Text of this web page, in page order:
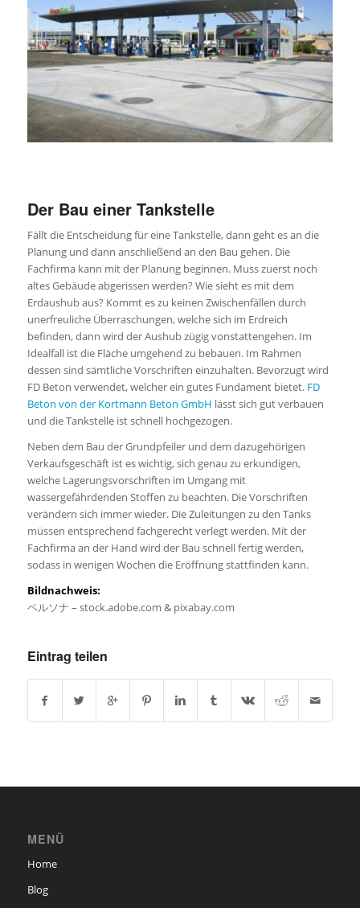
Der Bau einer Tankstelle
Fällt die Entscheidung für eine Tankstelle, dann geht es an die
Planung und dann anschließend an den Bau gehen. Die
Fachfirma kann mit der Planung beginnen. Muss zuerst noch
altes Gebäude abgerissen werden? Wie sieht es mit dem
Erdaushub aus? Kommt es zu keinen Zwischenfällen durch
unerfreuliche Überraschungen, welche sich im Erdreich
befinden, dann wird der Aushub zügig vonstattengehen. Im
Idealfall ist die Fläche umgehend zu bebauen. Im Rahmen
dessen sind sämtliche Vorschriften einzuhalten. Bevorzugt wird
FD Beton verwendet, welcher ein gutes Fundament bietet. FD
Beton von der Kortmann Beton GmbH lässt sich gut verbauen
und die Tankstelle ist schnell hochgezogen.
Neben dem Bau der Grundpfeiler und dem dazugehörigen
Verkaufsgeschäft ist es wichtig, sich genau zu erkundigen,
welche Lagerungsvorschriften im Umgang mit
wassergefährdenden Stoffen zu beachten. Die Vorschriften
verändern sich immer wieder. Die Zuleitungen zu den Tanks
müssen entsprechend fachgerecht verlegt werden. Mit der
Fachfirma an der Hand wird der Bau schnell fertig werden,
sodass in wenigen Wochen die Eröffnung stattfinden kann.
Bildnachweis:
ペルソナ – stock.adobe.com & pixabay.com
Eintrag teilen
MENÜ
Home
Blog